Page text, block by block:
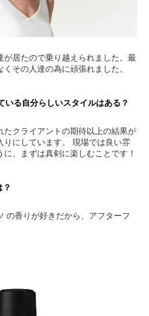
が居たので乗り越えられました。最
その人達の為に頑張れました。
いる自分らしいスタイルはある？
たクライアントの期待以上の結果が
りにしています。 現場では良い雰
、まずは真剣に楽しむことです！
の香りが好きだから、アフターフ